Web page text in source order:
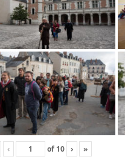
‹ of 10 › »